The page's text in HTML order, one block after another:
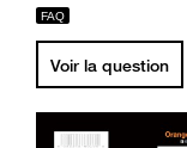
Voir la question